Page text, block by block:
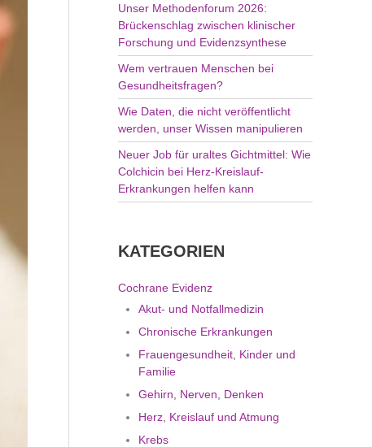
Unser Methodenforum 2026:
Brückenschlag zwischen klinischer
Forschung und Evidenzsynthese
Wem vertrauen Menschen bei
Gesundheitsfragen?
Wie Daten, die nicht veröffentlicht
werden, unser Wissen manipulieren
Neuer Job für uraltes Gichtmittel: Wie
Colchicin bei Herz-Kreislauf-
Erkrankungen helfen kann
KATEGORIEN
Cochrane Evidenz
Akut- und Notfallmedizin
Chronische Erkrankungen
Frauengesundheit, Kinder und
Familie
Gehirn, Nerven, Denken
Herz, Kreislauf und Atmung
Krebs